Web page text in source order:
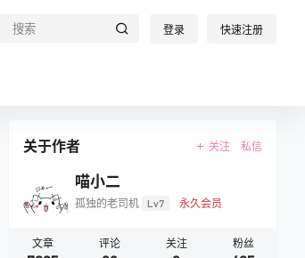
登录 快速注册
关于作者 关注 私信
喵小二
孤独的老司机 Lv7 永久会员
文章 评论 关注 粉丝